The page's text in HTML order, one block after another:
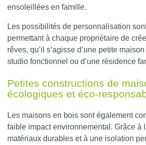
ensoleillées en famille.
Les possibilités de personnalisation
permettant à chaque propriétaire de
rêves, qu’il s’agisse d’une petite
studio fonctionnel ou d’une résidence
Petites constructions de
écologiques et éco-
Les maisons en bois sont également
faible impact environnemental. Grâce à
matériaux durables et à une isolation